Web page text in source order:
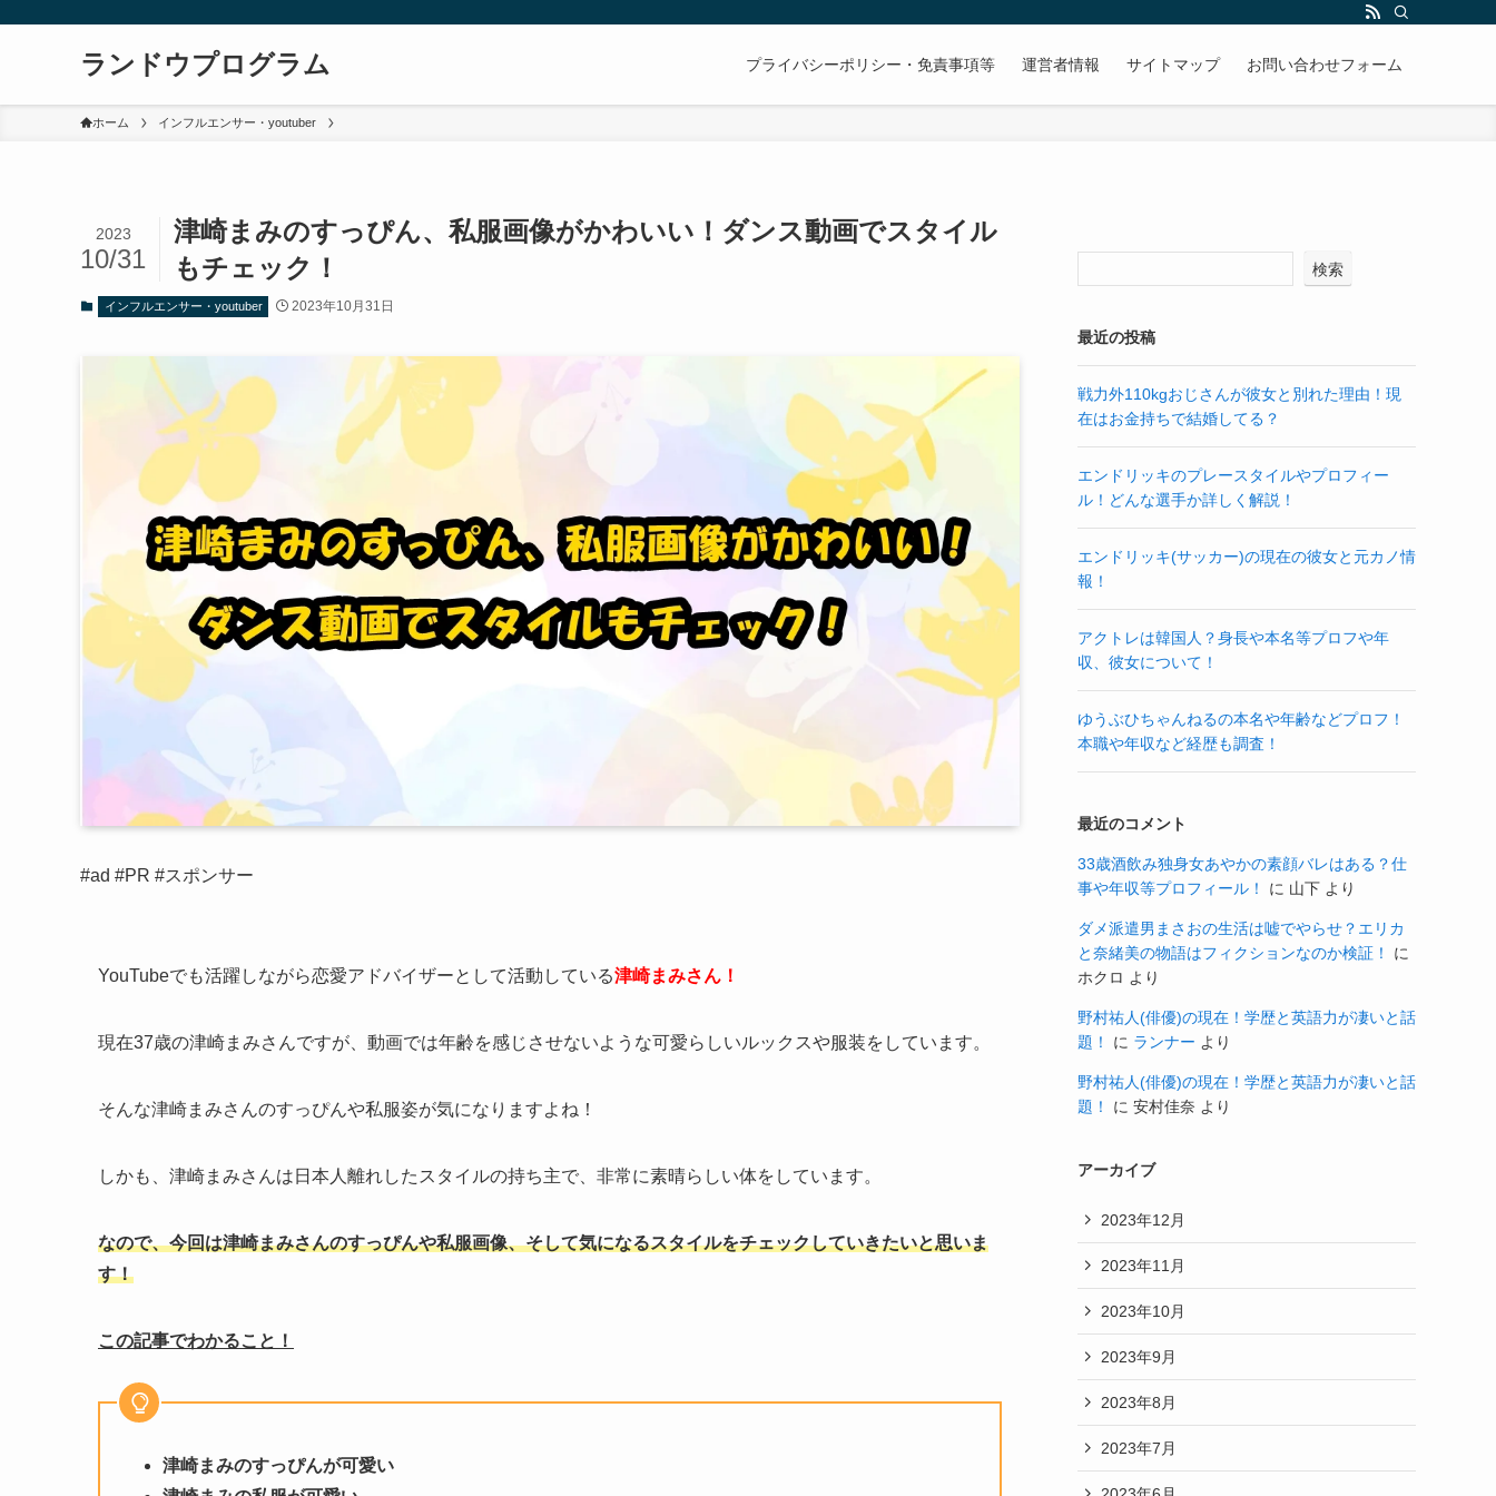
ランドウプログラム プライバシーポリシー・免責事項等 運営者情報 サイトマップ お問い合わせフォーム
ホーム インフルエンサー・youtuber
津崎まみのすっぴん、私服画像がかわいい！ダンス動画でスタイル
もチェック！
2023
10/31
インフルエンサー・youtuber 2023年10月31日
#ad #PR #スポンサー
YouTubeでも活躍しながら恋愛アドバイザーとして活動している津崎まみさん！
現在37歳の津崎まみさんですが、動画では年齢を感じさせないような可愛らしいルックスや服装をしています。
そんな津崎まみさんのすっぴんや私服姿が気になりますよね！
しかも、津崎まみさんは日本人離れしたスタイルの持ち主で、非常に素晴らしい体をしています。
なので、今回は津崎まみさんのすっぴんや私服画像、そして気になるスタイルをチェックしていきたいと思いま
す！
この記事でわかること！
津崎まみのすっぴんが可愛い
検索
最近の投稿
戦力外110kgおじさんが彼女と別れた理由！現
在はお金持ちで結婚してる？
エンドリッキのプレースタイルやプロフィー
ル！どんな選手か詳しく解説！
エンドリッキ(サッカー)の現在の彼女と元カノ情
報！
アクトレは韓国人？身長や本名等プロフや年
収、彼女について！
ゆうぶひちゃんねるの本名や年齢などプロフ！
本職や年収など経歴も調査！
最近のコメント
33歳酒飲み独身女あやかの素顔バレはある？仕
事や年収等プロフィール！
に 山下 より
ダメ派遣男まさおの生活は嘘でやらせ？エリカ
と奈緒美の物語はフィクションなのか検証！
に
ホクロ より
野村祐人(俳優)の現在！学歴と英語力が凄いと話
題！
に ランナー より
野村祐人(俳優)の現在！学歴と英語力が凄いと話
題！
に 安村佳奈 より
アーカイブ
2023年12月
2023年11月
2023年10月
2023年9月
2023年8月
2023年7月